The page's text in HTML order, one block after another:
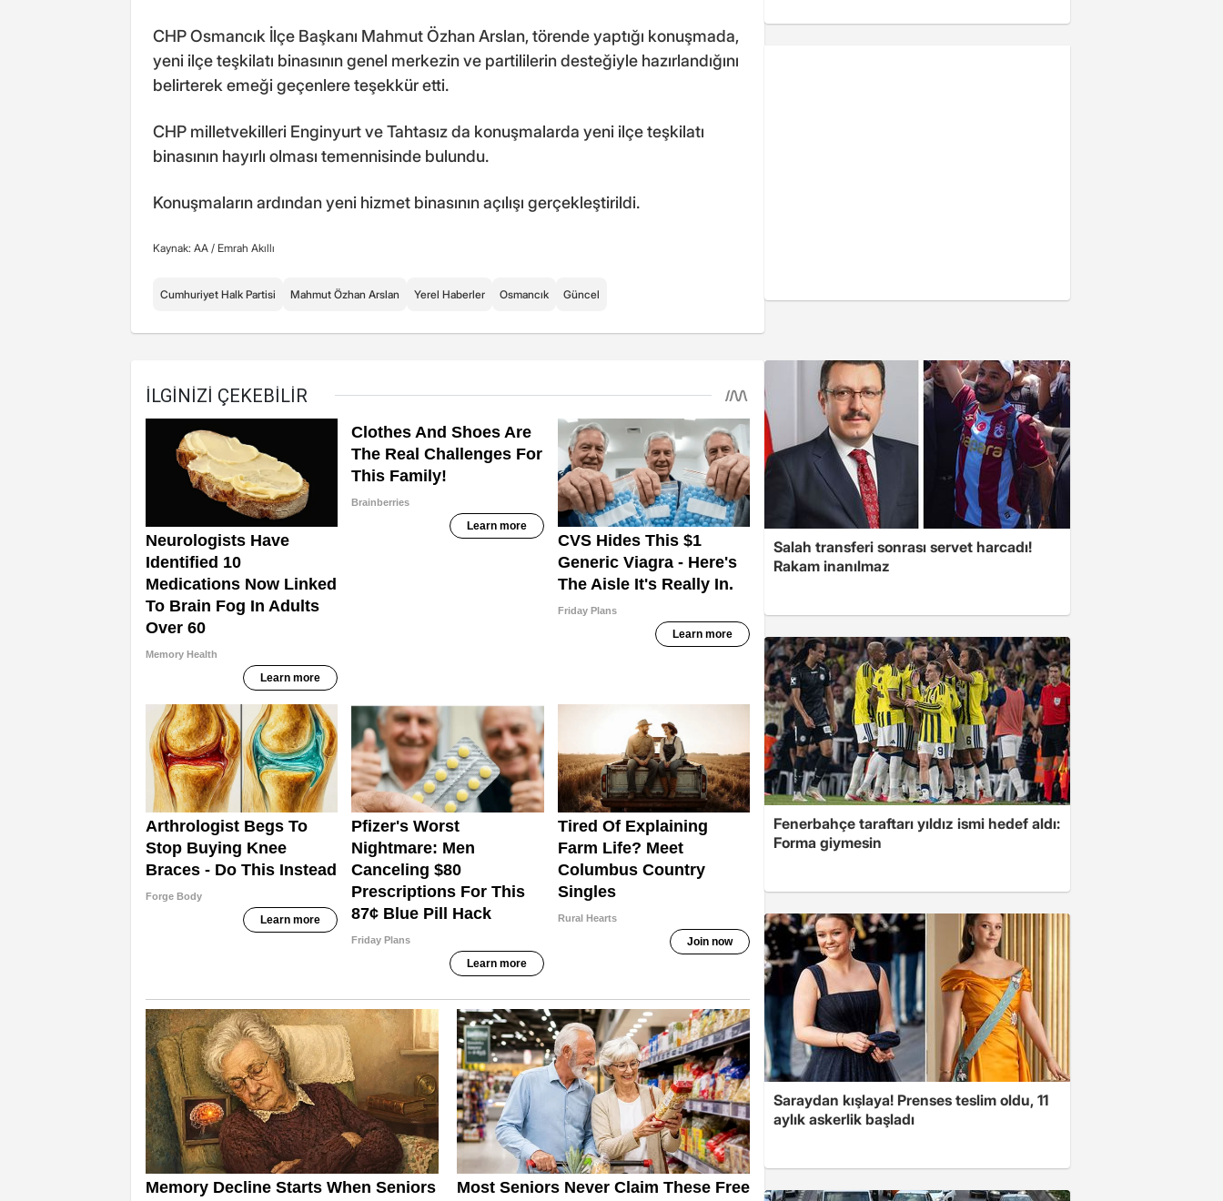
CHP Osmancık İlçe Başkanı Mahmut Özhan Arslan, törende yaptığı konuşmada,
yeni ilçe teşkilatı binasının genel merkezin ve partililerin desteğiyle hazırlandığını
belirterek emeği geçenlere teşekkür etti.
CHP milletvekilleri Enginyurt ve Tahtasız da konuşmalarda yeni ilçe teşkilatı
binasının hayırlı olması temennisinde bulundu.
Konuşmaların ardından yeni hizmet binasının açılışı gerçekleştirildi.
Kaynak: AA / Emrah Akıllı
Cumhuriyet Halk Partisi Mahmut Özhan Arslan Yerel Haberler Osmancık Güncel
Salah transferi sonrası servet harcadı!
Rakam inanılmaz
Fenerbahçe taraftarı yıldız ismi hedef aldı:
Forma giymesin
Saraydan kışlaya! Prenses teslim oldu, 11
aylık askerlik başladı